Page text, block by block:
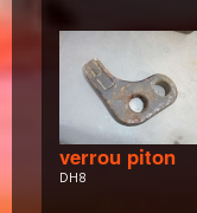
verrou piton
DH8